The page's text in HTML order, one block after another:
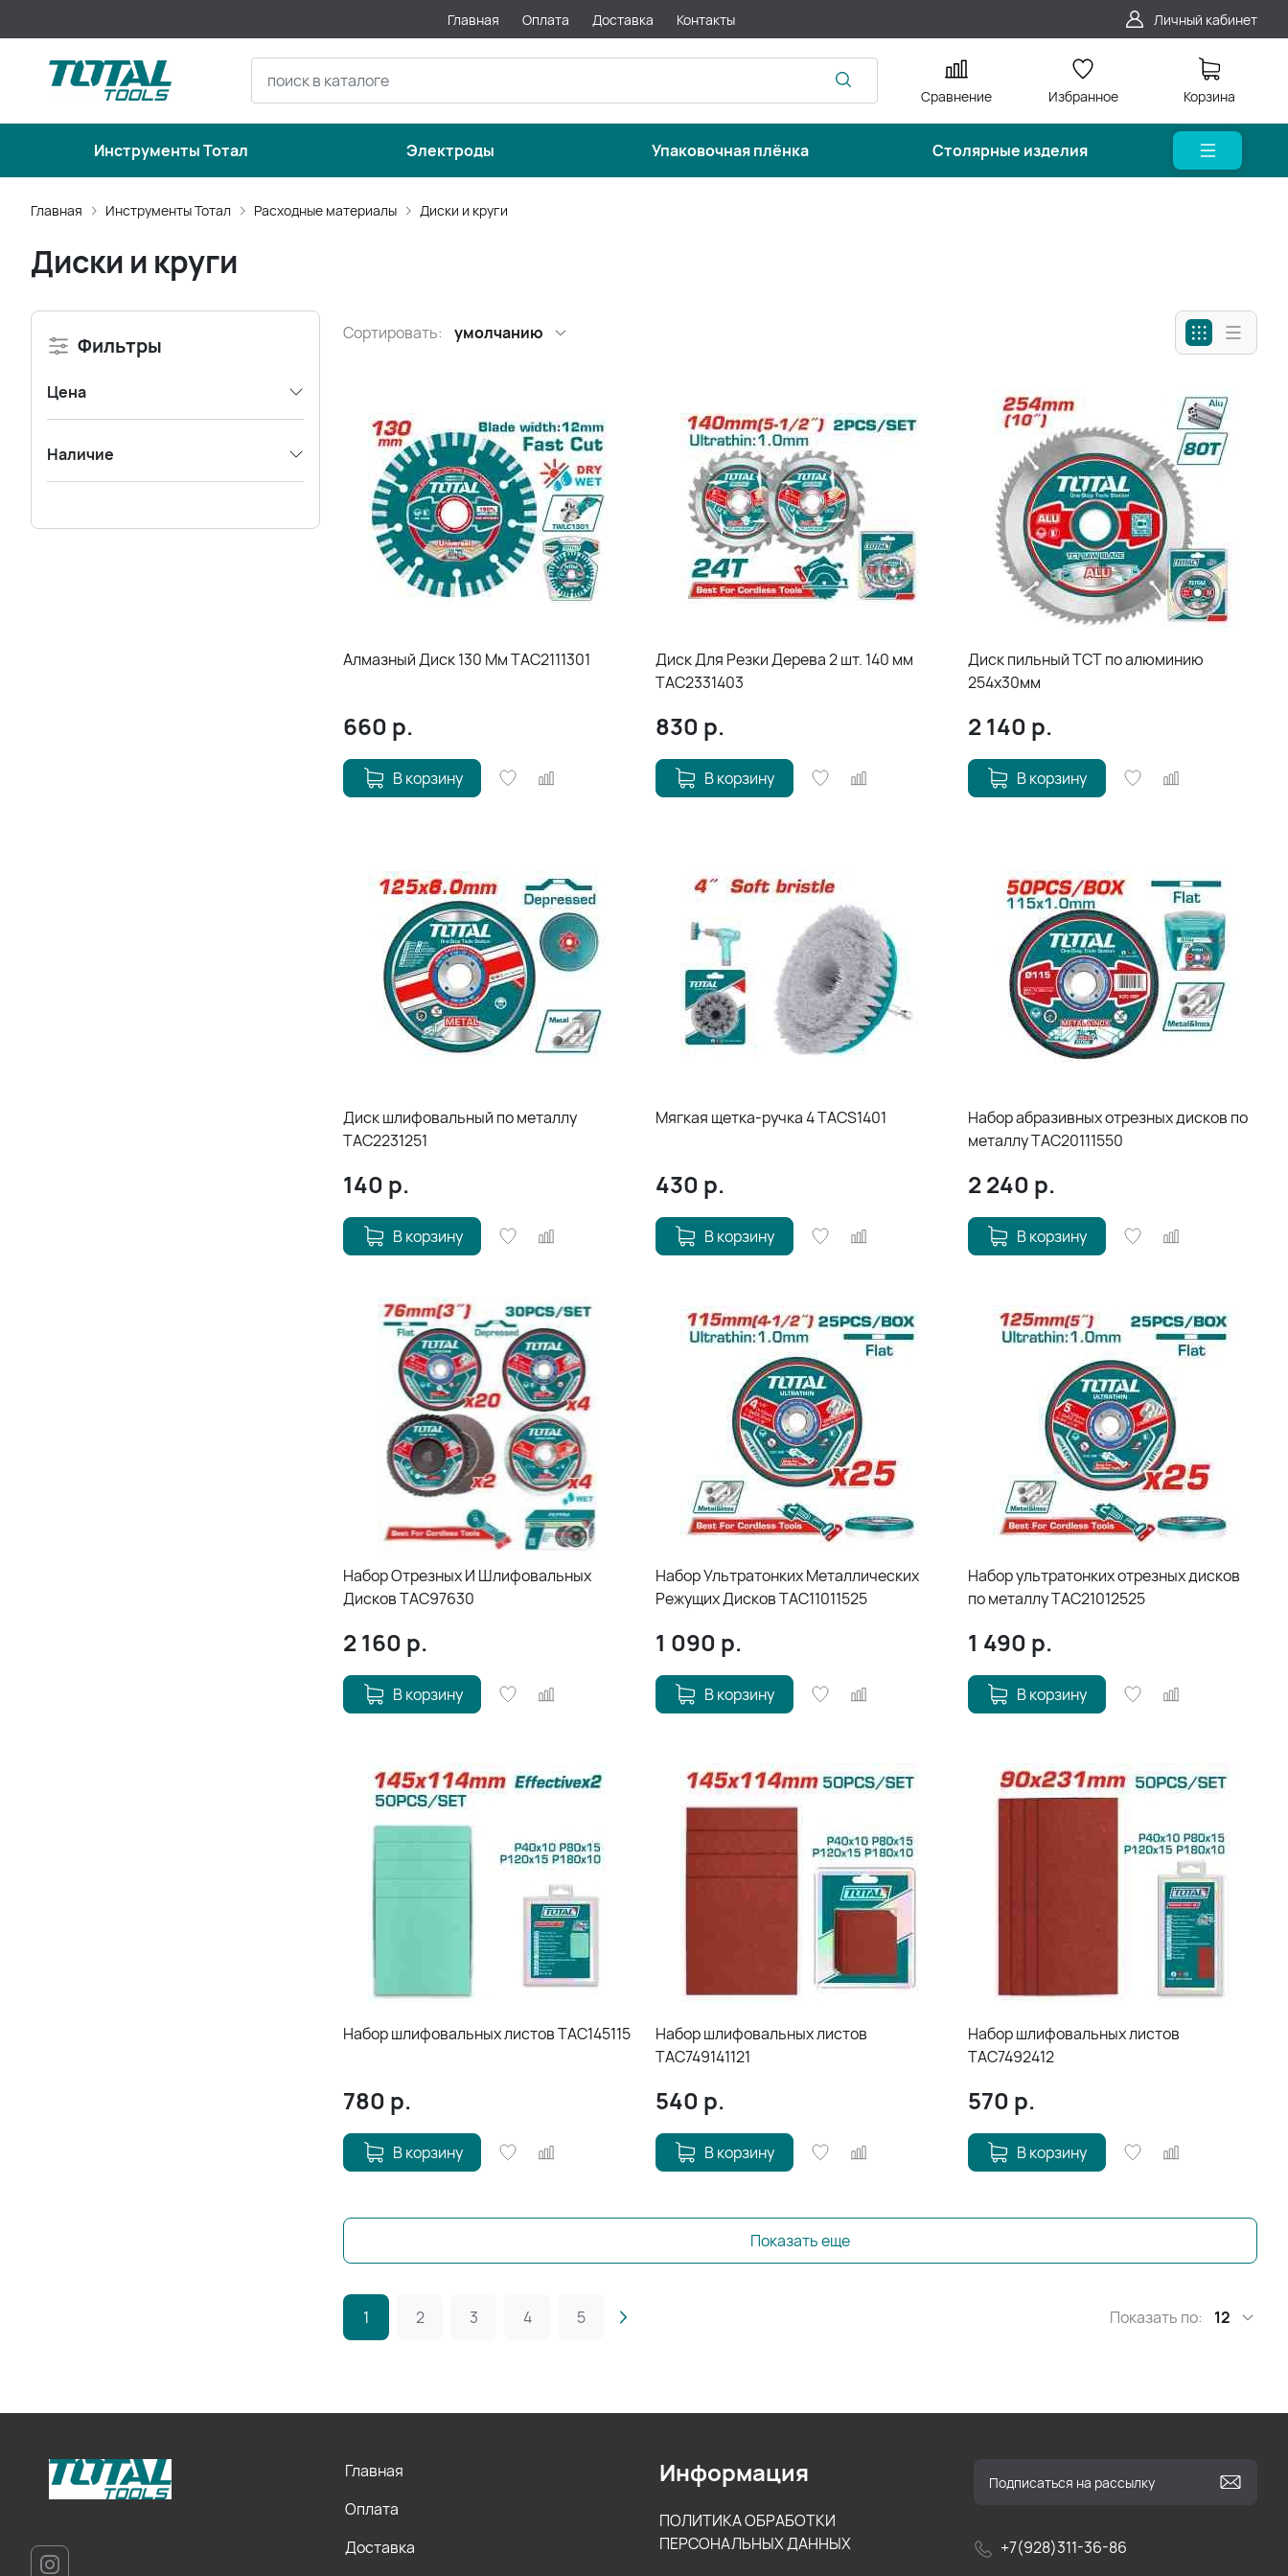
Главная Оплата Доставка Контакты Личный кабинет
Сравнение Избранное Корзина
Инструменты Тотал Электроды Упаковочная плёнка Столярные изделия
Главная Инструменты Тотал Расходные материалы Диски и круги
Диски и круги
Фильтры
Цена
Наличие
Сортировать: умолчанию
Алмазный Диск 130 Мм TAC2111301
660 р.
В корзину
Диск Для Резки Дерева 2 шт. 140 мм
TAC2331403
830 р.
В корзину
Диск пильный TCT по алюминию
254х30мм
2 140 р.
В корзину
Диск шлифовальный по металлу
TAC2231251
140 р.
В корзину
Мягкая щетка-ручка 4 TACS1401
430 р.
В корзину
Набор абразивных отрезных дисков по
металлу TAC20111550
2 240 р.
В корзину
Набор Отрезных И Шлифовальных
Дисков TAC97630
2 160 р.
В корзину
Набор Ультратонких Металлических
Режущих Дисков TAC11011525
1 090 р.
В корзину
Набор ультратонких отрезных дисков
по металлу TAC21012525
1 490 р.
В корзину
Набор шлифовальных листов TAC145115
780 р.
В корзину
Набор шлифовальных листов
TAC749141121
540 р.
В корзину
Набор шлифовальных листов
TAC7492412
570 р.
В корзину
Показать еще
1 2 3 4 5 Показать по: 12
+7(928)311-36-86
Главная
Оплата
Доставка
Информация
ПОЛИТИКА ОБРАБОТКИ
ПЕРСОНАЛЬНЫХ ДАННЫХ